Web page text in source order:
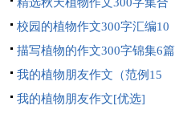
九篇
校园的植物作文300字汇编10
篇描写植物的作文300字锦集6篇
我的植物朋友作文（范例15
篇）
我的植物朋友作文[优选]